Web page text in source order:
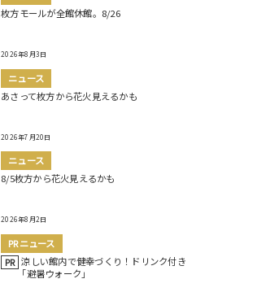
枚方モールが全館休館。8/26
2026年8月3日
ニュース
あさって枚方から花火見えるかも
2026年7月20日
ニュース
8/5枚方から花火見えるかも
2026年8月2日
PRニュース
PR 涼しい館内で健幸づくり！ドリンク付き
｢避暑ウォーク｣